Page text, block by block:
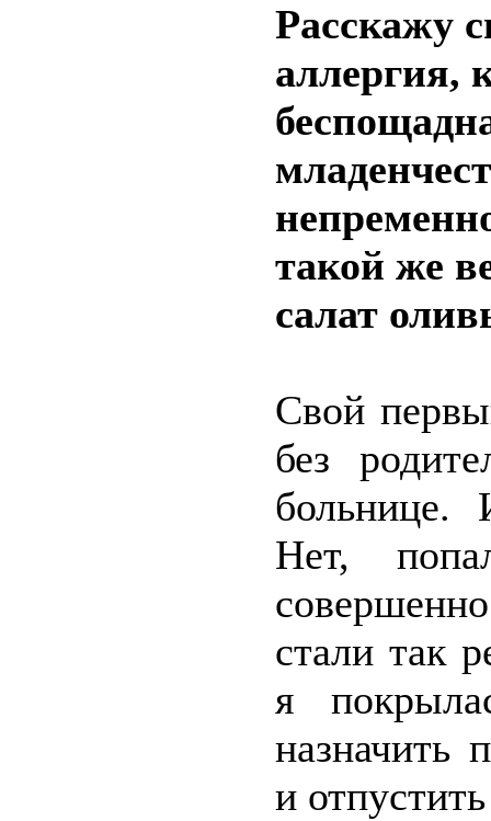
Расскажу
аллергия,
такой же
салат
Свой
без
больнице.
Нет,
стали так
я
назначить
и